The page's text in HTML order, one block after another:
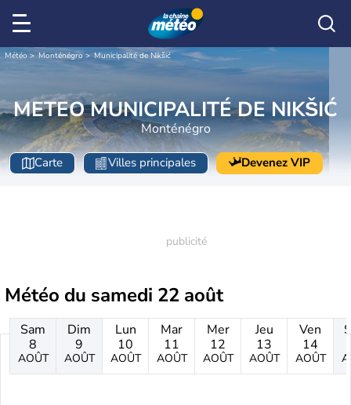
Météo Monténégro Municipalité de Nikšić
METEO MUNICIPALITÉ DE NIKŠIĆ
Monténégro
Carte Villes principales Devenez VIP
Météo du samedi 22 août
Sam
8
AOÛT
Dim
9
AOÛT
Lun
10
AOÛT
Mar
11
AOÛT
Mer
12
AOÛT
Jeu
13
AOÛT
Ven
14
AOÛT